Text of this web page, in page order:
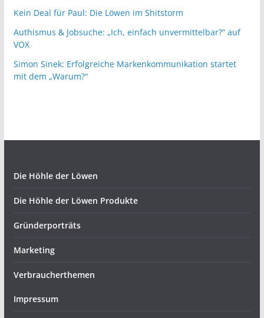
Kein Deal für Paul: Die Löwen im Shitstorm
Authismus & Jobsuche: „Ich, einfach unvermittelbar?“ auf
VOX
Simon Sinek: Erfolgreiche Markenkommunikation startet
mit dem „Warum?“
Die Höhle der Löwen
Die Höhle der Löwen Produkte
Gründerporträts
Marketing
Verbraucherthemen
Impressum